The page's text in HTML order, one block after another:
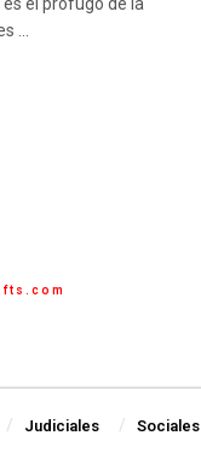
el prófugo de la
...
Judiciales
Sociales